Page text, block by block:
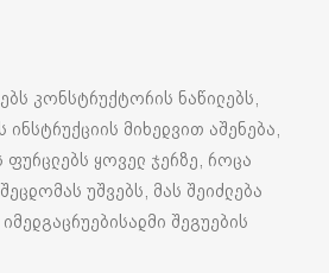
კონსტრუქტორის ნაწილებს,
მიხედვით აშენება,
ფურცლებს ყოველ ჯერზე, როცა
უშვებს, მას შეიძლება
შეგუების